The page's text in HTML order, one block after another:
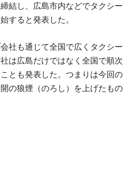
結し、広島市内などでタクシー
すると発表した。
社も通じて全国で広くタクシー
は広島だけではなく全国で順次
とも発表した。つまりは今回の
の狼煙（のろし）を上げたもの